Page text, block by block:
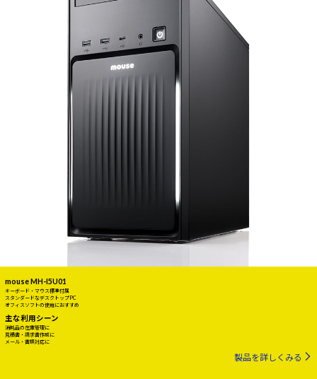
mouse MH-I5U01
キーボード・マウス標準付属
スタンダードなデスクトップPC
オフィスソフトの使用におすすめ
主な利用シーン
消耗品の在庫管理に
見積書・請求書作成に
メール・書類対応に
製品を詳しくみる